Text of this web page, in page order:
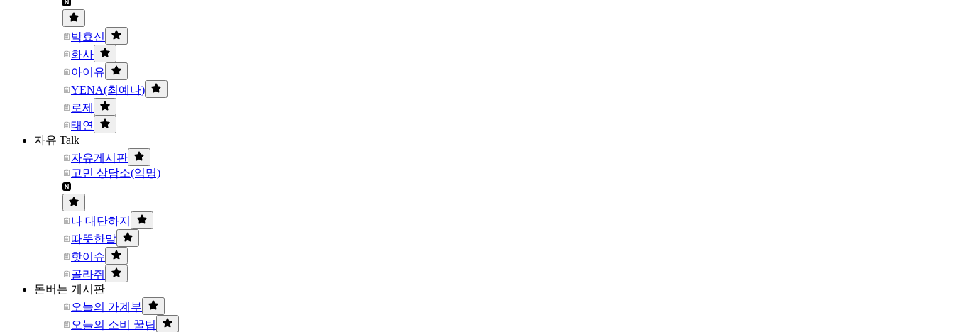
박효신
화사
아이유
YENA(최예나)
로제
태연
자유 Talk
자유게시판
고민 상담소(익명)
나 대단하지
따뜻한말
핫이슈
골라줘
돈버는 게시판
오늘의 가계부
오늘의 소비 꿀팁